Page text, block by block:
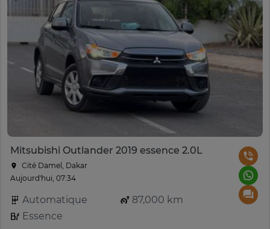
Mitsubishi Outlander 2019 essence 2.0L
Cité Damel, Dakar
Aujourd'hui, 07:34
Automatique
87,000 km
Essence